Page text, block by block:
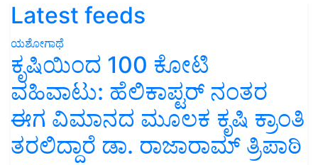
Latest feeds
ಯಶೋಗಾಥೆ
ಕೃಷಿಯಿಂದ 100 ಕೋಟಿ
ವಹಿವಾಟು: ಹೆಲಿಕಾಪ್ಟರ್ ನಂತರ
ಈಗ ವಿಮಾನದ ಮೂಲಕ ಕೃಷಿ ಕ್ರಾಂತಿ
ತರಲಿದ್ದಾರೆ ಡಾ. ರಾಜಾರಾಮ್ ತ್ರಿಪಾಠಿ